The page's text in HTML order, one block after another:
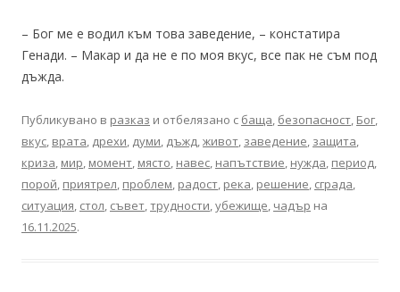
– Бог ме е водил към това заведение, – констатира
Генади. – Макар и да не е по моя вкус, все пак не съм под
дъжда.
Публикувано в разказ и отбелязано с баща, безопасност, Бог,
вкус, врата, дрехи, думи, дъжд,живот, заведение, защита,
криза, мир, момент, място, навес, напътствие, нужда, период,
порой, приятрел, проблем, радост, река, решение, сграда,
ситуация, стол, съвет,трудности,убежище, чадър на
16.11.2025.